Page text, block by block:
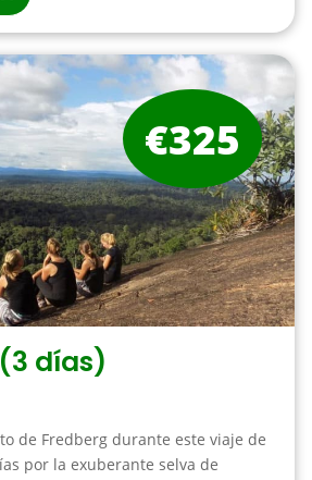
días)
de Fredberg durante este viaje de
por la exuberante selva de
€325